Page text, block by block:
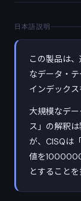
日本語説明
この製品は
なデータ・テ
インデックス
大規模なデ
ス」の解釈
が、CISQは
値を
とすることを